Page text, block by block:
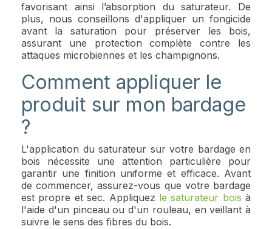
favorisant ainsi l’absorption du saturateur. De
plus, nous conseillons d'appliquer un fongicide
avant la saturation pour préserver les bois,
assurant une protection complète contre les
attaques microbiennes et les champignons.
Comment appliquer le
produit sur mon bardage
?
L'application du saturateur sur votre bardage en
bois nécessite une attention particulière pour
garantir une finition uniforme et efficace. Avant
de commencer, assurez-vous que votre bardage
est propre et sec. Appliquez le saturateur bois à
l'aide d'un pinceau ou d'un rouleau, en veillant à
suivre le sens des fibres du bois.